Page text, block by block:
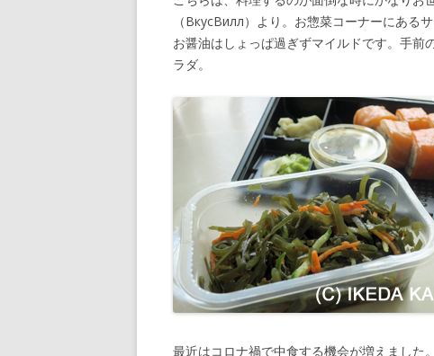
（ВкусВилл）より。お惣菜コーナーにある
お醤油はしょっぱ過ぎずマイルドです。手
ラダ。
最近はコロナ禍で中食する機会が増えました